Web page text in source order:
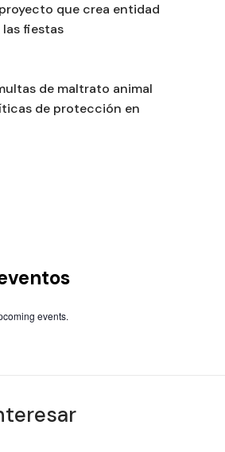
que crea entidad
las fiestas
de maltrato animal
de protección en
events.